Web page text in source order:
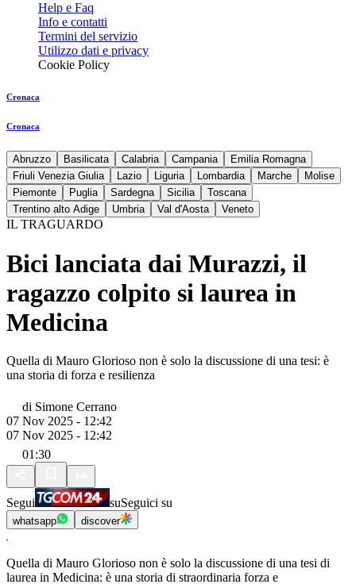
Help e Faq
Info e contatti
Termini del servizio
Utilizzo dati e privacy
Cookie Policy
Cronaca
Cronaca
Abruzzo Basilicata Calabria Campania
Emilia Romagna
Friuli Venezia Giulia
Lazio Liguria Lombardia Marche
Molise
Piemonte
Puglia Sardegna Sicilia
Toscana
Trentino alto Adige
Umbria Val d'Aosta Veneto
IL TRAGUARDO
Bici lanciata dai Murazzi, il
ragazzo colpito si laurea in
Medicina
Quella di Mauro Glorioso non è solo la discussione di una tesi: è
una storia di forza e resilienza
di Simone Cerrano
07 Nov 2025 - 12:42
07 Nov 2025 - 12:42
01:30
Segui suSeguici su
whatsapp discover
Quella di Mauro Glorioso non è solo la discussione di una tesi di
laurea in Medicina: è una storia di straordinaria forza e